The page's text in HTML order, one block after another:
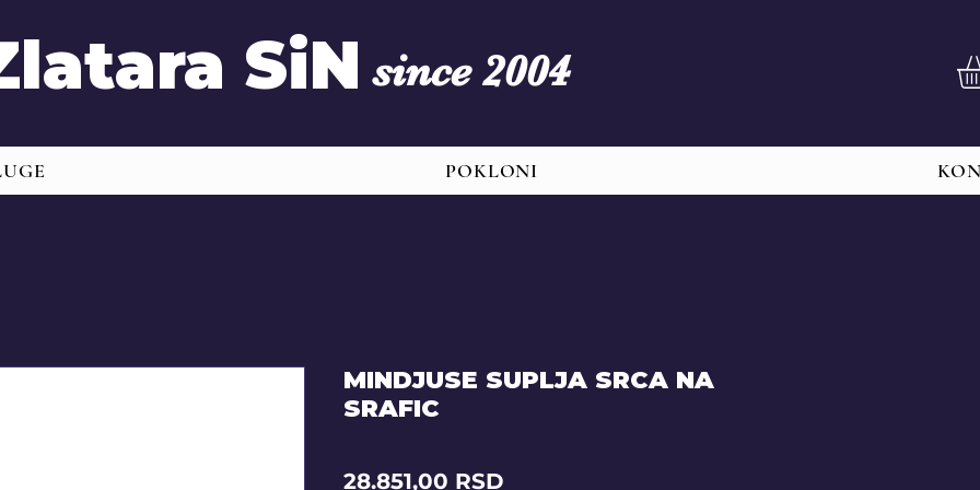
SiN since 2004
POKLONI
MINDJUSE SUPLJA SRCA NA
SRAFIC
28.851,00 RSD